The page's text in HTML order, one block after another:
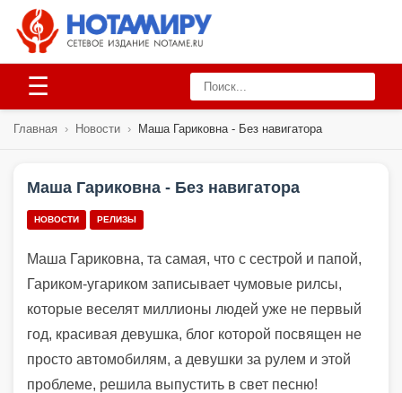
☰
Главная › Новости › Маша Гариковна - Без навигатора
Маша Гариковна - Без навигатора
НОВОСТИ РЕЛИЗЫ
Маша Гариковна, та самая, что с сестрой и папой,
Гариком-угариком записывает чумовые рилсы,
которые веселят миллионы людей уже не первый
год, красивая девушка, блог которой посвящен не
просто автомобилям, а девушки за рулем и этой
проблеме, решила выпустить в свет песню!